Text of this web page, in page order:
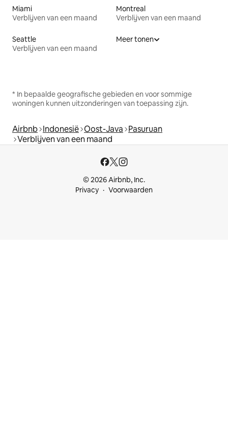
Miami
Verblijven van een maand
Montreal
Verblijven van een maand
Seattle
Verblijven van een maand
Meer tonen
* In bepaalde geografische gebieden en voor sommige
woningen kunnen uitzonderingen van toepassing zijn.
Airbnb Indonesië Oost-Java Pasuruan
Verblijven van een maand
© 2026 Airbnb, Inc.
Privacy
Voorwaarden